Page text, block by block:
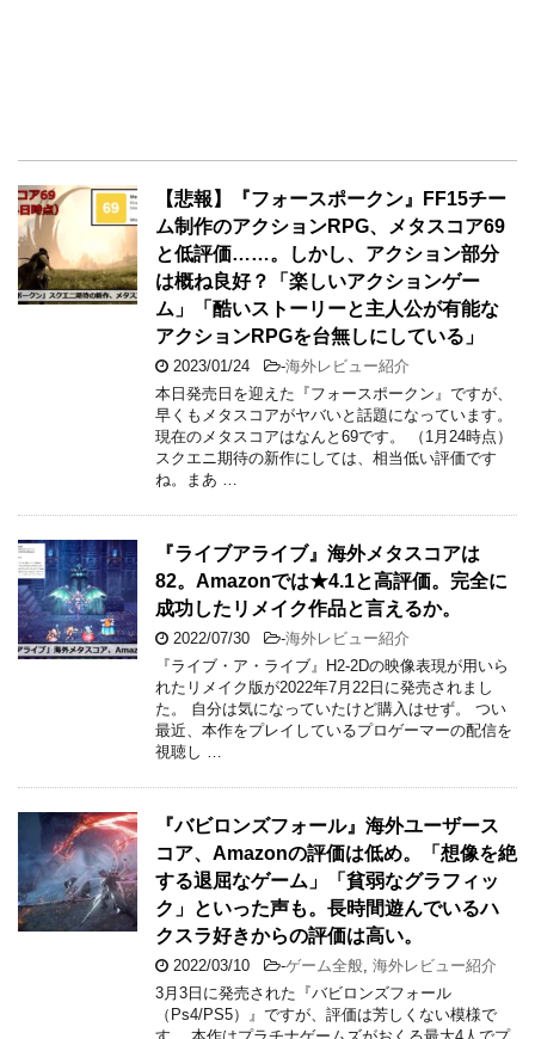
【悲報】『フォースポークン』FF15チー
ム制作のアクションRPG、メタスコア69
と低評価……。しかし、アクション部分
は概ね良好？「楽しいアクションゲー
ム」「酷いストーリーと主人公が有能な
アクションRPGを台無しにしている」
2023/01/24 -海外レビュー紹介
本日発売日を迎えた『フォースポークン』ですが、
早くもメタスコアがヤバいと話題になっています。
現在のメタスコアはなんと69です。 （1月24時点）
スクエニ期待の新作にしては、相当低い評価です
ね。まあ …
『ライブアライブ』海外メタスコアは
82。Amazonでは★4.1と高評価。完全に
成功したリメイク作品と言えるか。
2022/07/30 -海外レビュー紹介
『ライブ・ア・ライブ』H2-2Dの映像表現が用いら
れたリメイク版が2022年7月22日に発売されまし
た。 自分は気になっていたけど購入はせず。 つい
最近、本作をプレイしているプロゲーマーの配信を
視聴し …
『バビロンズフォール』海外ユーザース
コア、Amazonの評価は低め。「想像を絶
する退屈なゲーム」「貧弱なグラフィッ
ク」といった声も。長時間遊んでいるハ
クスラ好きからの評価は高い。
2022/03/10 -ゲーム全般, 海外レビュー紹介
3月3日に発売された『バビロンズフォール
（Ps4/PS5）』ですが、評価は芳しくない模様で